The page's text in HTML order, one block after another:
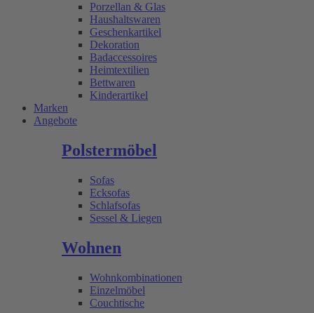
Porzellan & Glas
Haushaltswaren
Geschenkartikel
Dekoration
Badaccessoires
Heimtextilien
Bettwaren
Kinderartikel
Marken
Angebote
Polstermöbel
Sofas
Ecksofas
Schlafsofas
Sessel & Liegen
Wohnen
Wohnkombinationen
Einzelmöbel
Couchtische